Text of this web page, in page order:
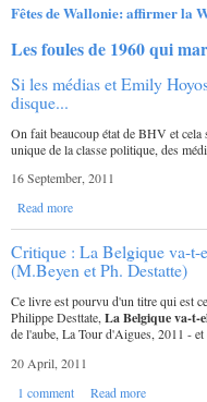
Fêtes de Wallonie: affirmer la
Les foules de 1960 qui
Si les médias et Emily
disque...
On fait beaucoup état de BHV et cela
unique de la classe politique, des
16 September, 2011
Read more
Critique : La Belgique va-t-
(M.Beyen et Ph. Destatte)
Ce livre est pourvu d'un titre qui est
Philippe Desttate, La Belgique va-t-
de l'aube, La Tour d'Aigues, 2011 - et
20 April, 2011
1 comment
Read more